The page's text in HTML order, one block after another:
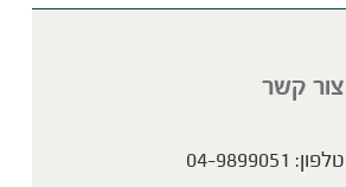
צור קשר
טלפון: 04-9899051